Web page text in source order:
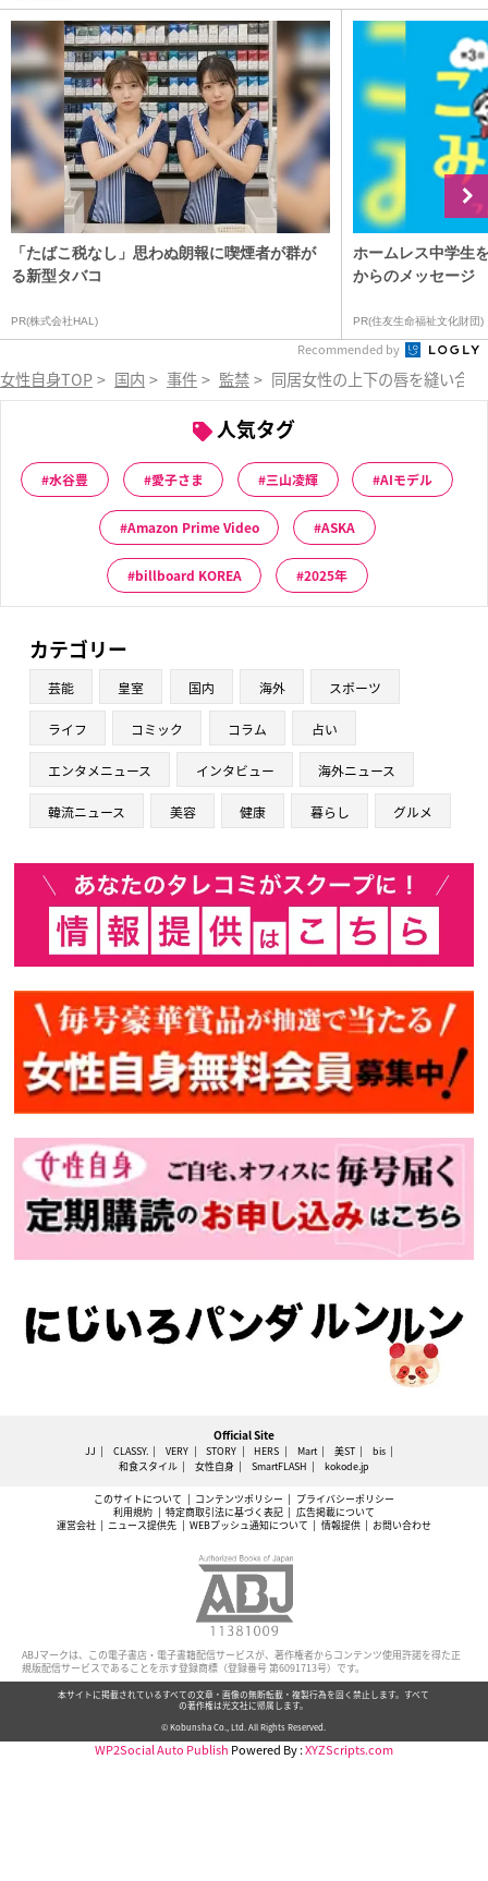
「たばこ税なし」思わぬ朗報に喫煙者が群が
る新型タバコ
PR(株式会社HAL)
ホームレス中学生
からのメッセージ
PR(住友生命福祉文化財団)
Recommended by
女性自身TOP > 国内 > 事件 > 監禁 > 同居女性の上下の唇を縫い合
人気タグ
水谷豊 愛子さま 三山凌輝 AIモデル
Amazon Prime Video ASKA
billboard KOREA 2025年
カテゴリー
芸能 皇室 国内 海外 スポーツ
ライフ コミック コラム 占い
エンタメニュース インタビュー 海外ニュース
韓流ニュース 美容 健康 暮らし グルメ
Official Site
JJ CLASSY. VERY STORY HERS Mart 美ST
bis
和食スタイル
女性自身 SmartFLASH kokode.jp
このサイトについて コンテンツポリシー
プライバシーポリシー
利用規約
特定商取引法に基づく表記
広告掲載について
運営会社
ニュース提供先 WEBプッシュ通知について 情報提供 お問い合わせ
ABJマークは、この電子書店・電子書籍配信サービスが、著作権者からコンテンツ使用許諾を得た正
規版配信サービスであることを示す登録商標（登録番号 第6091713号）です。
本サイトに掲載されているすべての文章・画像の無断転載・複製行為を固く禁止します。すべて
の著作権は光文社に帰属します。
© Kobunsha Co., Ltd. All Rights Reserved.
WP2Social Auto Publish Powered By :XYZScripts.com